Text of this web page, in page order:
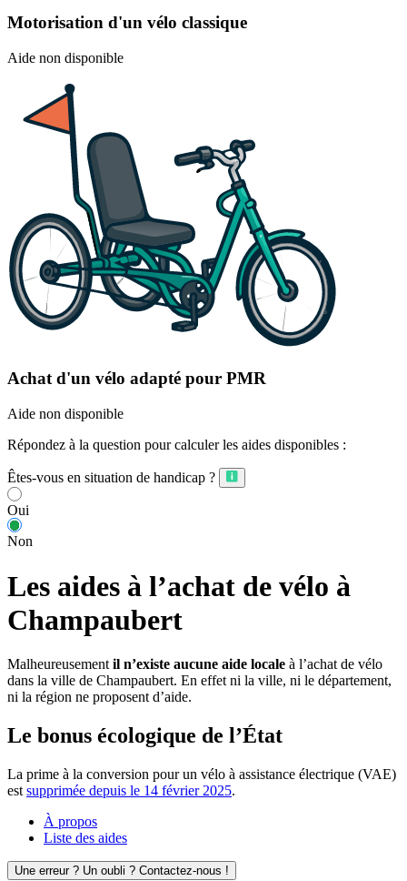
Motorisation d'un vélo classique
Aide non disponible
Achat d'un vélo adapté pour PMR
Aide non disponible
Répondez à la question pour calculer les aides disponibles :
Êtes-vous en situation de handicap ?
Oui
Non
Les aides à l’achat de vélo à
Champaubert
Malheureusement il n’existe aucune aide locale à l’achat de vélo
dans la ville de Champaubert. En effet ni la ville, ni le département,
ni la région ne proposent d’aide.
Le bonus écologique de l’État
La prime à la conversion pour un vélo à assistance électrique (VAE)
est supprimée depuis le 14 février 2025.
À propos
Liste des aides
Une erreur ? Un oubli ? Contactez-nous !